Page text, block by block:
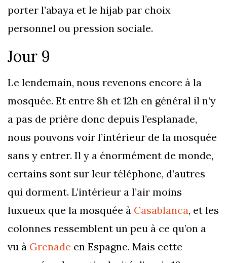
porter l’abaya et le hijab par choix
personnel ou pression sociale.
Jour 9
Le lendemain, nous revenons encore à la
mosquée. Et entre 8h et 12h en général il n’y
a pas de prière donc depuis l’esplanade,
nous pouvons voir l’intérieur de la mosquée
sans y entrer. Il y a énormément de monde,
certains sont sur leur téléphone, d’autres
qui dorment. L’intérieur a l’air moins
luxueux que la mosquée à Casablanca, et les
colonnes ressemblent un peu à ce qu’on a
vu à Grenade en Espagne. Mais cette